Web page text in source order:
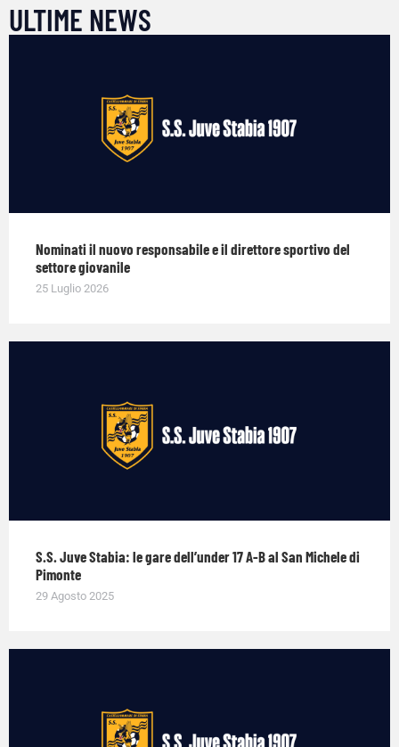
ULTIME NEWS
Nominati il nuovo responsabile e il direttore sportivo del
settore giovanile
25 Luglio 2026
S.S. Juve Stabia: le gare dell’under 17 A-B al San Michele di
Pimonte
29 Agosto 2025